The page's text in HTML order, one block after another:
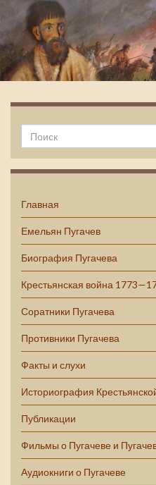
Емельян Пугачев
Главная
Емельян Пугачев
Биография Пугачева
Крестьянская война
Соратники Пугачева
Противники Пугачева
Факты и слухи
Историография
Публикации
Фильмы о Пугачеве и
Аудиокниги о Пугачеве